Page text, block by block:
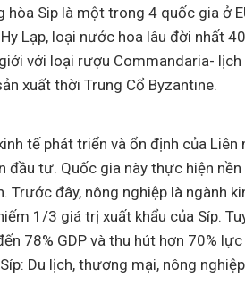
hòa Sip là một trong 4 quốc gia ở
Lạp, loại nước hoa lâu đời nhất
với loại rượu Commandaria-
xuất thời Trung Cổ Byzantine.
tế phát triển và ổn định của
đầu tư. Quốc gia này thực hiện
Trước đây, nông nghiệp là
1/3 giá trị xuất khẩu của Síp.
78% GDP và thu hút hơn 70%
Du lịch, thương mại, nông